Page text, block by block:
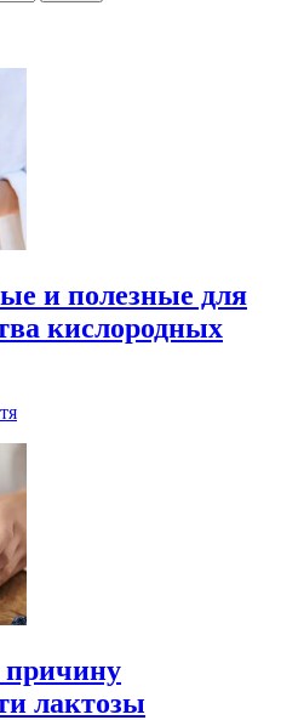
и полезные для
кислородных
лактозы